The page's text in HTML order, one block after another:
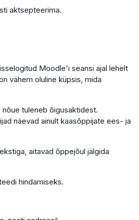
aktsepteerima.
Moodle'i seansi ajal lehelt
vähem oluline küpsis, mida
tuleneb õigusaktidest.
näevad ainult kaasõppijate ees- ja
aitavad õppejõul jälgida
hindamiseks.